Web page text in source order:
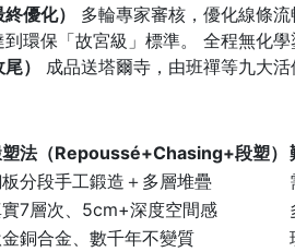
優化）
多輪專家審核，優化線條
到環保「故宮級」標準。 全程無化學
）
成品送塔爾寺，由班禪等九大活
法（Repoussé+Chasing+段塑）
分段手工鍛造＋多層堆疊
7層次、5cm+深度空間感
銅合金、數千年不變質